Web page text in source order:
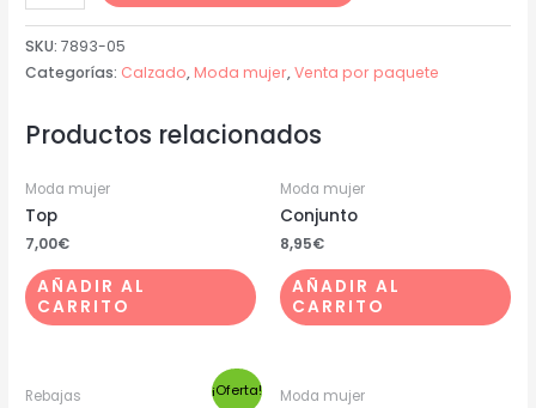
SKU:7893-05
Categorías: Calzado, Moda mujer,Venta por paquete
Productos relacionados
Moda mujer
Top
7,00€
AÑADIR AL
CARRITO
Moda mujer
Conjunto
8,95€
AÑADIR AL
CARRITO
¡Oferta!
Rebajas Moda mujer